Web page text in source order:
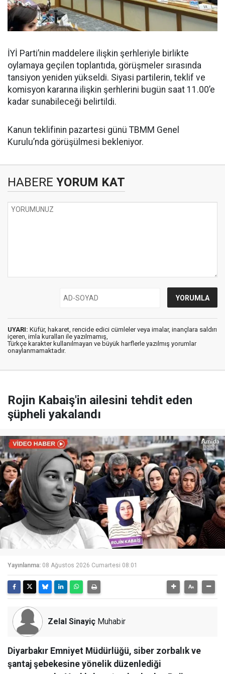
İYİ Parti’nin maddelere ilişkin şerhleriyle birlikte
oylamaya geçilen toplantıda, görüşmeler sırasında
tansiyon yeniden yükseldi. Siyasi partilerin, teklif ve
komisyon kararına ilişkin şerhlerini bugün saat 11.00’e
kadar sunabileceği belirtildi.
Kanun teklifinin pazartesi günü TBMM Genel
Kurulu’nda görüşülmesi bekleniyor.
HABERE YORUM KAT
UYARI: Küfür, hakaret, rencide edici cümleler veya imalar, inançlara saldırı
içeren, imla kuralları ile yazılmamış,
Türkçe karakter kullanılmayan ve büyük harflerle yazılmış yorumlar
onaylanmamaktadır.
Rojin Kabaiş'in ailesini tehdit eden
şüpheli yakalandı
Yayınlanma: 08 Ağustos 2026 Cumartesi 08:01
Zelal Sinayiç Muhabir
Diyarbakır Emniyet Müdürlüğü, siber zorbalık ve
şantaj şebekesine yönelik düzenlediği